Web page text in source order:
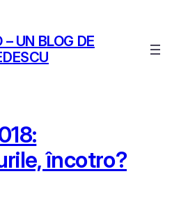
– UN BLOG DE
încotro?